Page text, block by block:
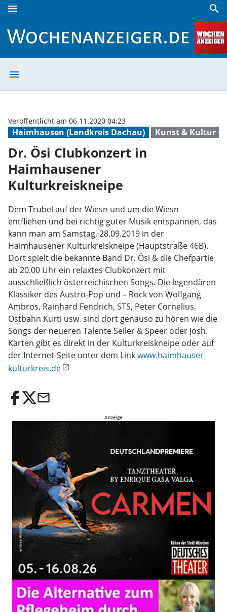
menu search
menu
Haimhausen (Landkreis Dachau) Kunst & Kultur +
Veröffentlicht am 06.11.2020 04:23
Dr. Ösi Clubkonzert in
Haimhausener
Kulturkreiskneipe
Dem Trubel auf der Wiesn und um die Wiesn
entfliehen und bei richtig guter Musik entspannen, das
kann man am Samstag, 28.09.2019 in der
Haimhausener Kulturkreiskneipe (Hauptstraße 46B).
Dort spielt die bekannte Band Dr. Ösi & die Chefpartie
ab 20.00 Uhr ein relaxtes Clubkonzert mit
ausschließlich österreichischen Songs. Die legendären
Klassiker des Austro-Pop und – Rock von Wolfgang
Ambros, Rainhard Fendrich, STS, Peter Cornelius,
Ostbahn Kurti usw. sind dort genauso zu hören wie die
Songs der neueren Talente Seiler & Speer oder Josh.
Karten gibt es direkt in der Kulturkreiskneipe oder auf
der Internet-Seite unter dem Linkwww.haimhauser-
kulturkreis.de
email